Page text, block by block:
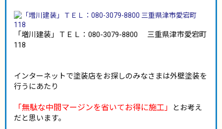
「増川建装」ＴＥＬ：080-3079-8800 三重県津市愛宕町
118
インターネットで塗装店をお探しのみなさまは外壁塗装を
行うにあたり
「無駄な中間マージンを省いてお得に施工」
とお考え
だと思います。